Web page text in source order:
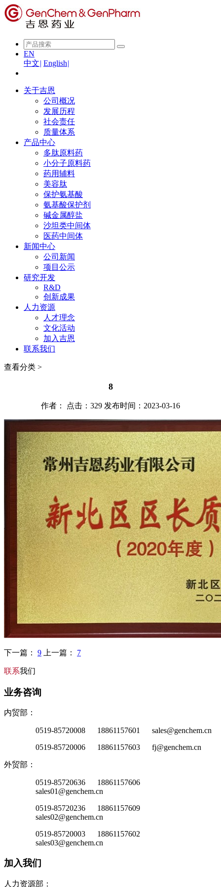
EN
中文| English|
关于吉恩
公司概况
发展历程
社会责任
质量体系
产品中心
多肽原料药
小分子原料药
药用辅料
美容肽
保护氨基酸
氨基酸保护剂
碱金属醇盐
沙坦类中间体
医药中间体
新闻中心
公司新闻
项目公示
研究开发
R&D
创新成果
人力资源
人才理念
文化活动
加入吉恩
联系我们
查看分类 >
8
作者： 点击：329 发布时间：2023-03-16
下一篇： 9 上一篇： 7
联系我们
业务咨询
内贸部：
0519-85720008 18861157601 sales@genchem.cn
0519-85720006 18861157603 fj@genchem.cn
外贸部：
0519-85720636 18861157606
sales01@genchem.cn
0519-85720236 18861157609
sales02@genchem.cn
0519-85720003 18861157602
sales03@genchem.cn
加入我们
人力资源部：